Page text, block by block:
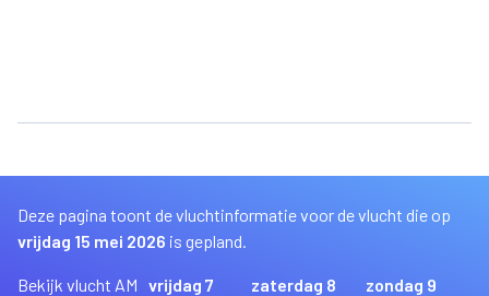
Deze pagina toont de vluchtinformatie voor de vlucht die op
vrijdag 15 mei 2026 is gepland.
Bekijk vlucht AM
vrijdag 7
zaterdag 8
zondag 9